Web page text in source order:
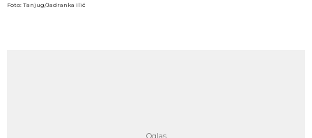
Foto: Tanjug/Jadranka Ilić